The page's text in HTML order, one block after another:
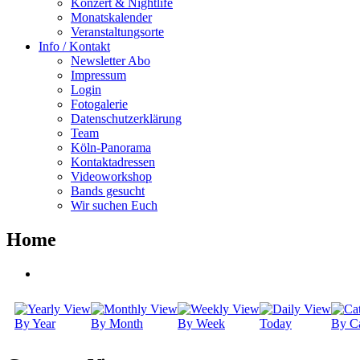
Konzert & Nightlife
Monatskalender
Veranstaltungsorte
Info / Kontakt
Newsletter Abo
Impressum
Login
Fotogalerie
Datenschutzerklärung
Team
Köln-Panorama
Kontaktadressen
Videoworkshop
Bands gesucht
Wir suchen Euch
Home
By Year By Month By Week Today By